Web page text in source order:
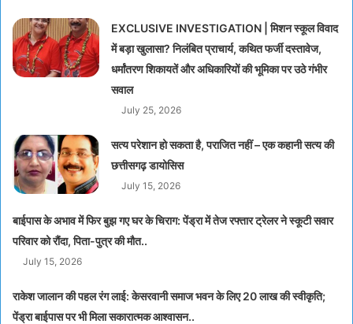
EXCLUSIVE INVESTIGATION | मिशन स्कूल विवाद
में बड़ा खुलासा? निलंबित प्राचार्य, कथित फर्जी दस्तावेज,
धर्मांतरण शिकायतें और अधिकारियों की भूमिका पर उठे गंभीर
सवाल
July 25, 2026
सत्य परेशान हो सकता है, पराजित नहीं – एक कहानी सत्य की
छत्तीसगढ़ डायोसिस
July 15, 2026
बाईपास के अभाव में फिर बुझ गए घर के चिराग: पेंड्रा में तेज रफ्तार ट्रेलर ने स्कूटी सवार
परिवार को रौंदा, पिता-पुत्र की मौत..
July 15, 2026
राकेश जालान की पहल रंग लाई: केसरवानी समाज भवन के लिए 20 लाख की स्वीकृति;
पेंड्रा बाईपास पर भी मिला सकारात्मक आश्वासन..